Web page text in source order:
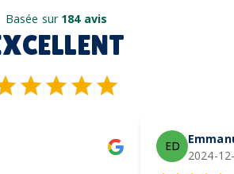
Basée sur 184 avis
Vezin